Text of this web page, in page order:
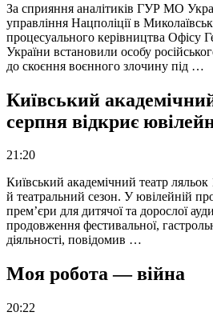
За сприяння аналітиків ГУР МО
управління Нацполіції в
процесуального керівництва Офісу
України встановили особу
до скоєння воєнного злочину під …
Київський
серпня відкриє
21:20
Київський академічний театр
й театральний сезон. У ювілейній
прем’єри для дитячої та дорослої
продовження фестивальної,
діяльності, повідомив …
Моя робота — війна
20:22